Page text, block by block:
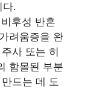
다.
후성 반흔
려움증을 완
사 또는 히
함몰된 부분
드는 데 도